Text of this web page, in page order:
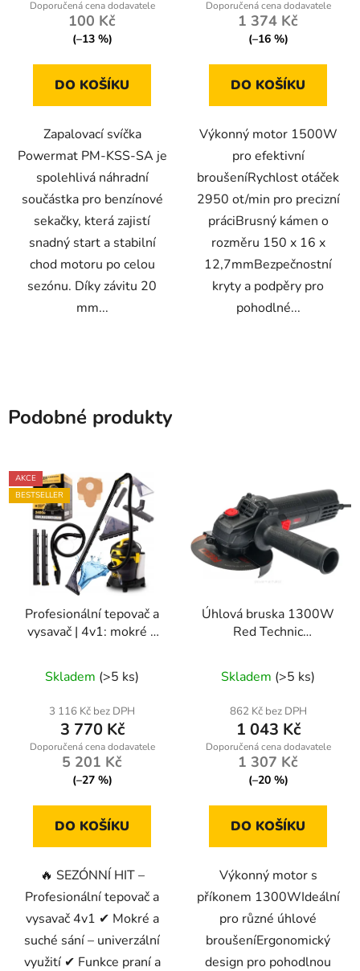
100 Kč
(–13 %)
DO KOŠÍKU
Zapalovací svíčka
Powermat PM-KSS-SA je
spolehlivá náhradní
součástka pro benzínové
sekačky, která zajistí
snadný start a stabilní
chod motoru po celou
sezónu. Díky závitu 20
mm...
1 374 Kč
(–16 %)
DO KOŠÍKU
Výkonný motor 1500W
pro efektivní
broušeníRychlost otáček
2950 ot/min pro precizní
práciBrusný kámen o
rozměru 150 x 16 x
12,7mmBezpečnostní
kryty a podpěry pro
pohodlné...
Podobné produkty
AKCE
BESTSELLER
Profesionální tepovač a
vysavač | 4v1: mokré a
foukání | HEPA filtr |
objem 20 lhodnocení
produktu
je
4,8
z
hvězdiček.
Skladem (>5 ks)
3 116 Kč bez DPH
3 770 Kč
5 201 Kč
(–27 %)
DO KOŠÍKU
🔥 SEZÓNNÍ HIT –
Profesionální tepovač a
vysavač 4v1 ✔ Mokré a
suché sání – univerzální
využití ✔ Funkce praní a
Úhlová bruska 1300W
Red Technic
Skladem (>5 ks)
862 Kč bez DPH
1 043 Kč
1 307 Kč
(–20 %)
DO KOŠÍKU
Výkonný motor s
příkonem 1300WIdeální
pro různé úhlové
broušeníErgonomický
design pro pohodlnou